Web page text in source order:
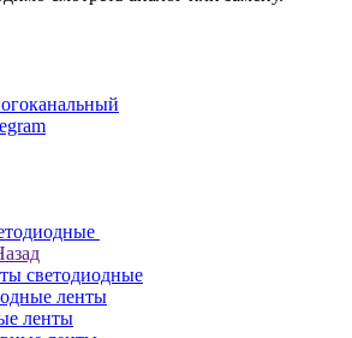
светодиодные
ленты
ленты